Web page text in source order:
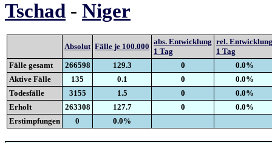
Tschad - Niger
Absolut Fälle je 100.000
abs. Entwicklung
1 Tag
rel. Entwicklung
1 Tag
Fälle gesamt
266598 129.3 0
0.0%
Aktive Fälle
135 0.1 0
0.0%
Todesfälle
3155 1.5 0
0.0%
Erholt
263308 127.7 0
0.0%
Erstimpfungen
0 0.0%